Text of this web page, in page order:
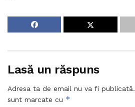
Lasă un răspuns
Adresa ta de email nu va fi publicată.
sunt marcate cu *